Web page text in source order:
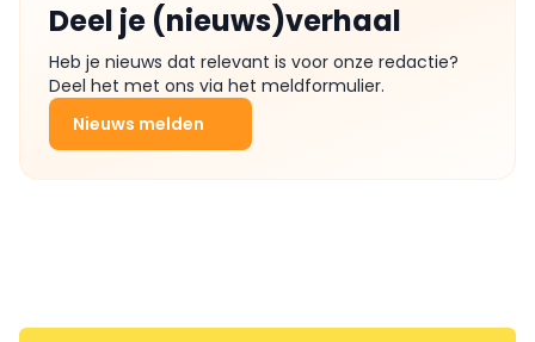
Deel je (nieuws)verhaal
Heb je nieuws dat relevant is voor onze redactie?
Deel het met ons via het meldformulier.
Nieuws melden